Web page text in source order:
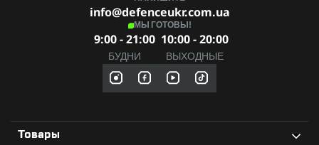
элемент снаряжения для военных, работников силовых
структур, любителей страйкбола, туристов и всех, кто
ценит надежную защиту глаз. Этот элемент снаряжения
помогает военному сохранить зрение, улучшить четкость
видения в различных условиях и оставаться боеспособным
даже в самых сложных ситуациях.
info@defenceukr.com.ua
МЫ ГОТОВЫ!
9:00 - 21:00
БУДНИ
10:00 - 20:00
ВЫХОДНЫЕ
Товары